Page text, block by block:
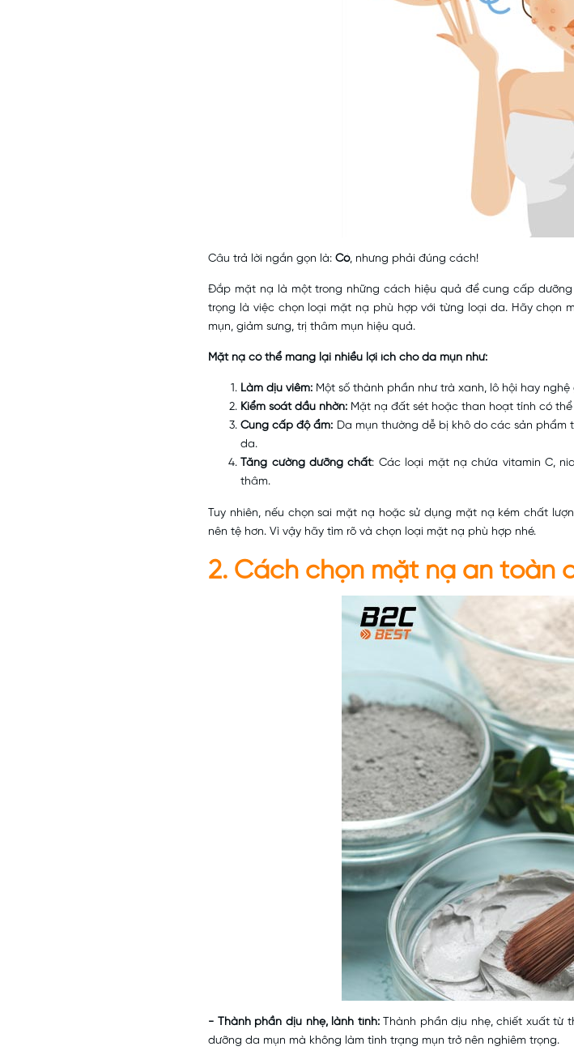
Câu trả lời ngắn gọn là:Có, nhưng phải đúng cách!
Đắp mặt nạ là một trong những cách hiệu quả để cung cấp
trọng là việc chọn loại mặt nạ phù hợp với từng loại da. Hãy chọn
mụn, giảm sưng, trị thâm mụn hiệu quả.
Mặt nạ có thể mang lại nhiều lợi ích cho da mụn như:
Làm dịu viêm: Một số thành phần như trà xanh, lô hội hay
Kiểm soát dầu nhờn: Mặt nạ đất sét hoặc than hoạt tính có
Cung cấp độ ẩm: Da mụn thường dễ bị khô do các sản
da.
Tăng cường dưỡng chất: Các loại mặt nạ chứa vitamin C,
thâm.
Tuy nhiên, nếu chọn sai mặt nạ hoặc sử dụng mặt nạ kém chất
nên tệ hơn. Vì vậy hãy tìm rõ và chọn loại mặt nạ phù hợp nhé.
2. Cách chọn mặt nạ an toàn
- Thành phần dịu nhẹ, lành tính: Thành phần dịu nhẹ, chiết xuất từ
dưỡng da mụn mà không làm tình trạng mụn trở nên nghiêm trọng.